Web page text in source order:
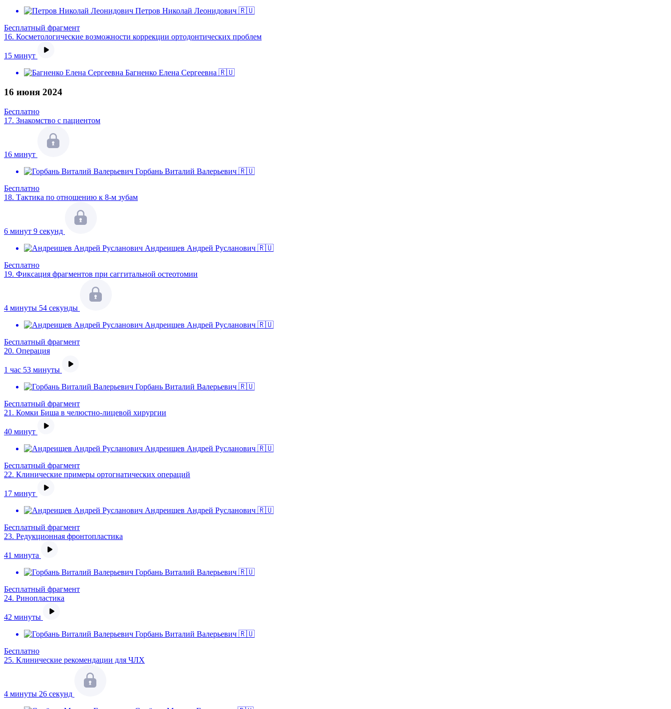
Петров Николай Леонидович 🇷🇺
Бесплатный фрагмент
16. Косметологические возможности коррекции ортодонтических проблем
15 минут
Багненко Елена Сергеевна 🇷🇺
16 июня 2024
Бесплатно
17. Знакомство с пациентом
16 минут
Горбань Виталий Валерьевич 🇷🇺
Бесплатно
18. Тактика по отношению к 8-м зубам
6 минут 9 секунд
Андреищев Андрей Русланович 🇷🇺
Бесплатно
19. Фиксация фрагментов при саггитальной остеотомии
4 минуты 54 секунды
Андреищев Андрей Русланович 🇷🇺
Бесплатный фрагмент
20. Операция
1 час 53 минуты
Горбань Виталий Валерьевич 🇷🇺
Бесплатный фрагмент
21. Комки Биша в челюстно-лицевой хирургии
40 минут
Андреищев Андрей Русланович 🇷🇺
Бесплатный фрагмент
22. Клинические примеры ортогнатических операций
17 минут
Андреищев Андрей Русланович 🇷🇺
Бесплатный фрагмент
23. Редукционная фронтопластика
41 минута
Горбань Виталий Валерьевич 🇷🇺
Бесплатный фрагмент
24. Ринопластика
42 минуты
Горбань Виталий Валерьевич 🇷🇺
Бесплатно
25. Клинические рекомендации для ЧЛХ
4 минуты 26 секунд